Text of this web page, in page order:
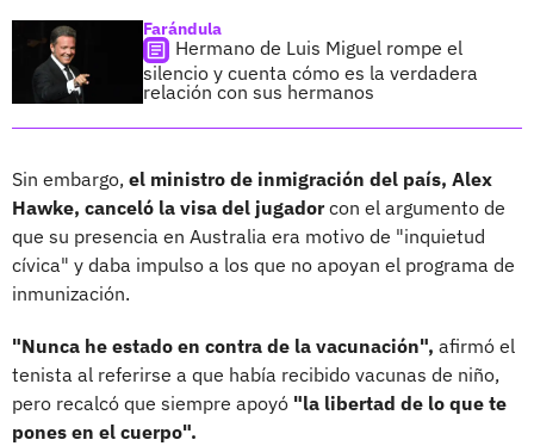
Farándula
Hermano de Luis Miguel rompe el
silencio y cuenta cómo es la verdadera
relación con sus hermanos
Sin embargo, el ministro de inmigración del país, Alex
Hawke, canceló la visa del jugadorcon el argumento de
que su presencia en Australia era motivo de "inquietud
cívica" y daba impulso a los que no apoyan el programa de
inmunización.
"Nunca he estado en contra de la vacunación", afirmó el
tenista al referirse a que había recibido vacunas de niño,
pero recalcó que siempre apoyó "la libertad de lo que te
pones en el cuerpo".